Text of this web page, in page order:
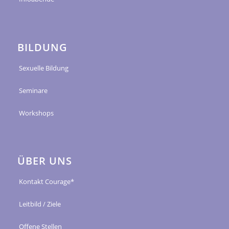
BILDUNG
Sexuelle Bildung
Seminare
Workshops
ÜBER UNS
Kontakt Courage*
Leitbild / Ziele
Offene Stellen